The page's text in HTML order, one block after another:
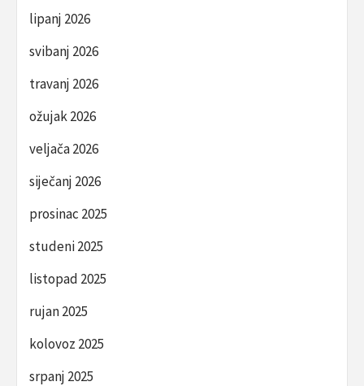
lipanj 2026
svibanj 2026
travanj 2026
ožujak 2026
veljača 2026
siječanj 2026
prosinac 2025
studeni 2025
listopad 2025
rujan 2025
kolovoz 2025
srpanj 2025